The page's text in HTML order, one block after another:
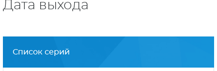
юмора. Она предана своему делу и полна
Каитрионой и она принимает наши недостатки.
Мы с Тобиасом (Тобиас Мензис, исполняющий